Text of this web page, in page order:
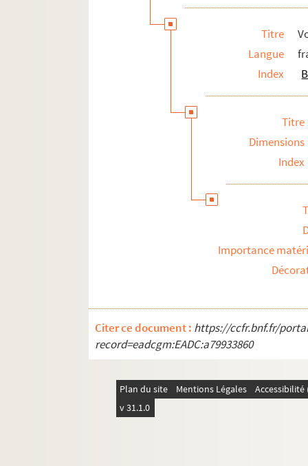
Titre
Langue
Index
Titre
Dimensions
Index
Importance
Citer ce document : https://ccfr.bnf.fr/
record=eadcgm:EADC:a79933860
Plan du site Mentions Légales
v 31.1.0